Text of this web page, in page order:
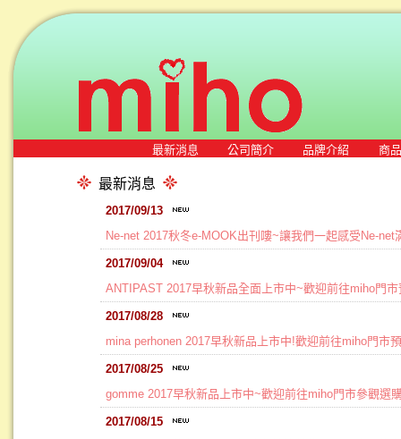
最新消息 公司簡介 品牌介紹 商
最新消息
2017/09/13
Ne-net 2017秋冬e-MOOK出刊嘍~讓我們一起感受Ne-net
2017/09/04
ANTIPAST 2017早秋新品全面上市中~歡迎前往miho門
2017/08/28
mina perhonen 2017早秋新品上市中!歡迎前往miho門市
2017/08/25
gomme 2017早秋新品上市中~歡迎前往miho門市參觀選
2017/08/15